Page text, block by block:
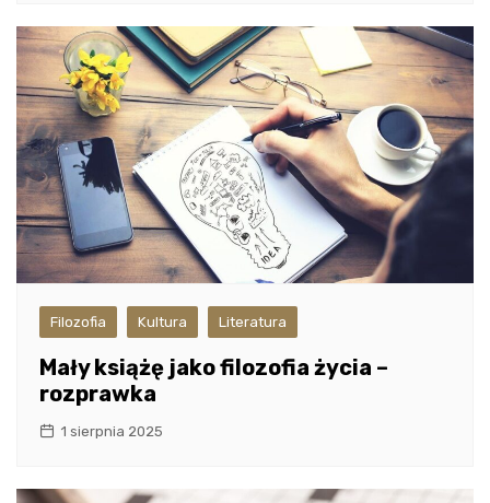
Filozofia Kultura Literatura
Mały książę jako filozofia życia –
rozprawka
1 sierpnia 2025